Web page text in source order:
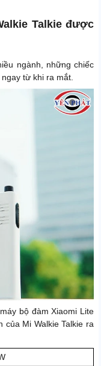
Talkie được
ngành, những chiếc
từ khi ra mắt.
bộ đàm Xiaomi Lite
của Mi Walkie Talkie ra